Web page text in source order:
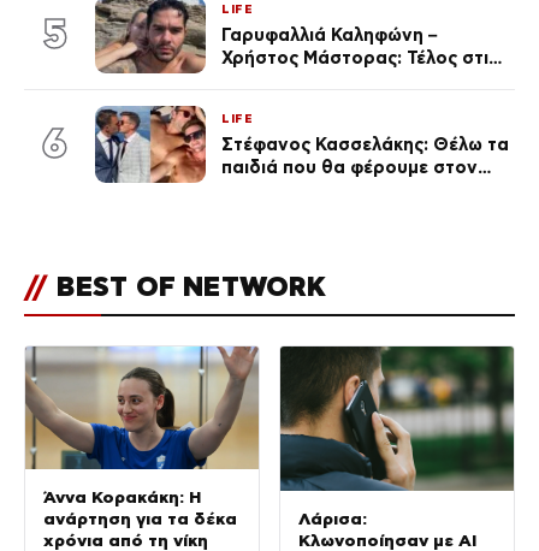
(Φωτογραφίες)
5
LIFE
Γαρυφαλλιά Καληφώνη –
Χρήστος Μάστορας: Τέλος στις
6
LIFE
Στέφανος Κασσελάκης: Θέλω τα
παιδιά που θα φέρουμε στον
// BEST OF NETWORK
Άννα Κορακάκη: Η
ανάρτηση για τα δέκα
χρόνια από τη νίκη
Λάρισα:
Κλωνοποίησαν με AI